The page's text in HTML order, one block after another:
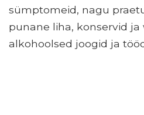
sümptomeid, nagu
punane liha, konservid ja
alkohoolsed joogid ja